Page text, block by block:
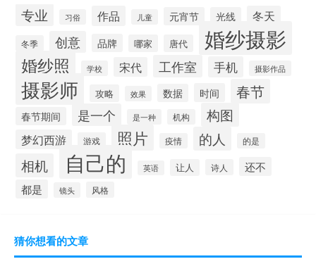
专业 习俗 作品 儿童 元宵节 光线 冬天
冬季 创意 品牌 哪家 唐代 婚纱摄影
婚纱照 学校 宋代 工作室 手机 摄影作品
摄影师 攻略 效果 数据 时间 春节
春节期间 是一个 是一种 机构 构图
梦幻西游 游戏 照片 疫情 的人 的是
相机 自己的 英语 让人 诗人
还不
都是
镜头 风格
猜你想看的文章